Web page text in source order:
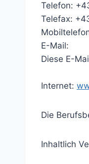
Telefon:
Telefax:
E-Mail:
Diese E-
Internet:
Die
Inhaltlich